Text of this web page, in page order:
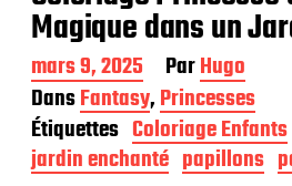
Magique dans un
D
a
t
e
d
e
mars 9, 2025 ParHugo
DansFantasy,Princesses
Étiquettes Coloriage Enfants
jardin enchanté papillons